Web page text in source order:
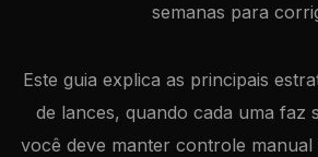
semanas para
Este guia explica as principais
de lances, quando cada uma faz
você deve manter controle